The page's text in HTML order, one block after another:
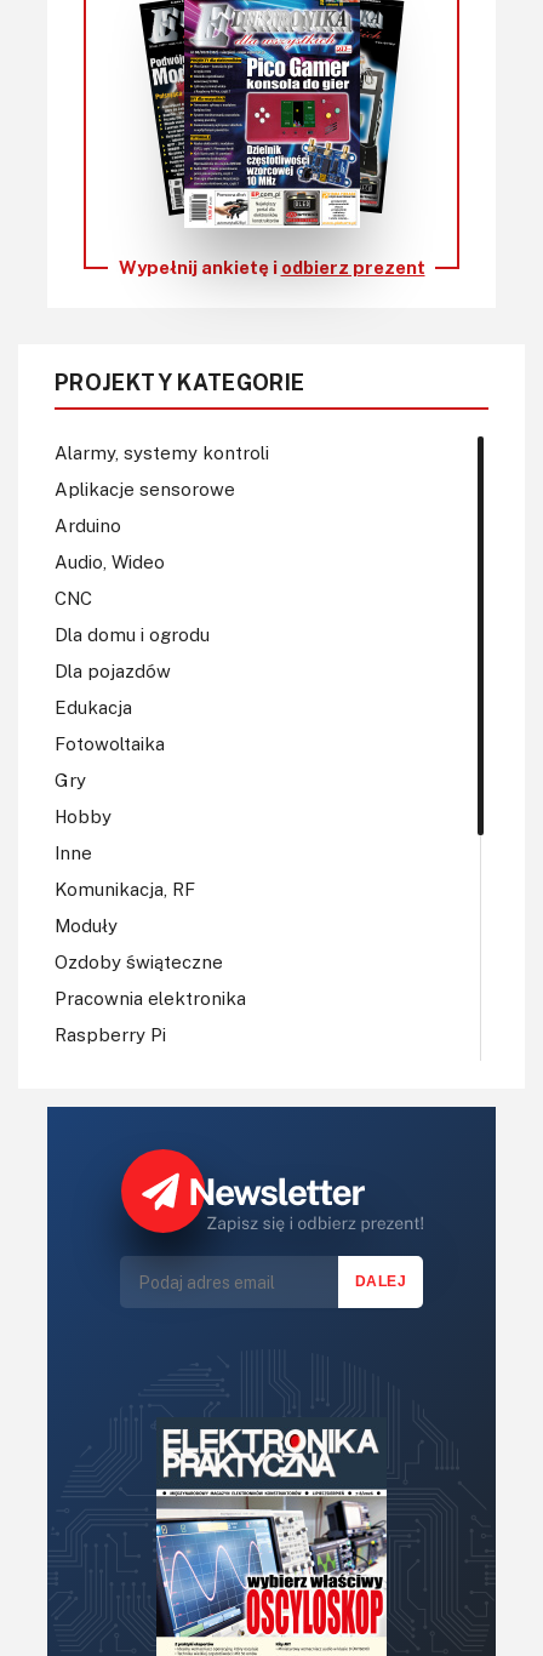
Wypełnij ankietę i odbierz prezent
PROJEKTY KATEGORIE
Alarmy, systemy kontroli
Aplikacje sensorowe
Arduino
Audio, Wideo
CNC
Dla domu i ogrodu
Dla pojazdów
Edukacja
Fotowoltaika
Gry
Hobby
Inne
Komunikacja, RF
Moduły
Ozdoby świąteczne
Pracownia elektronika
Raspberry Pi
Robotyka
Sterowniki silników
Technika μP, μC, PLD
Termometry i termostaty